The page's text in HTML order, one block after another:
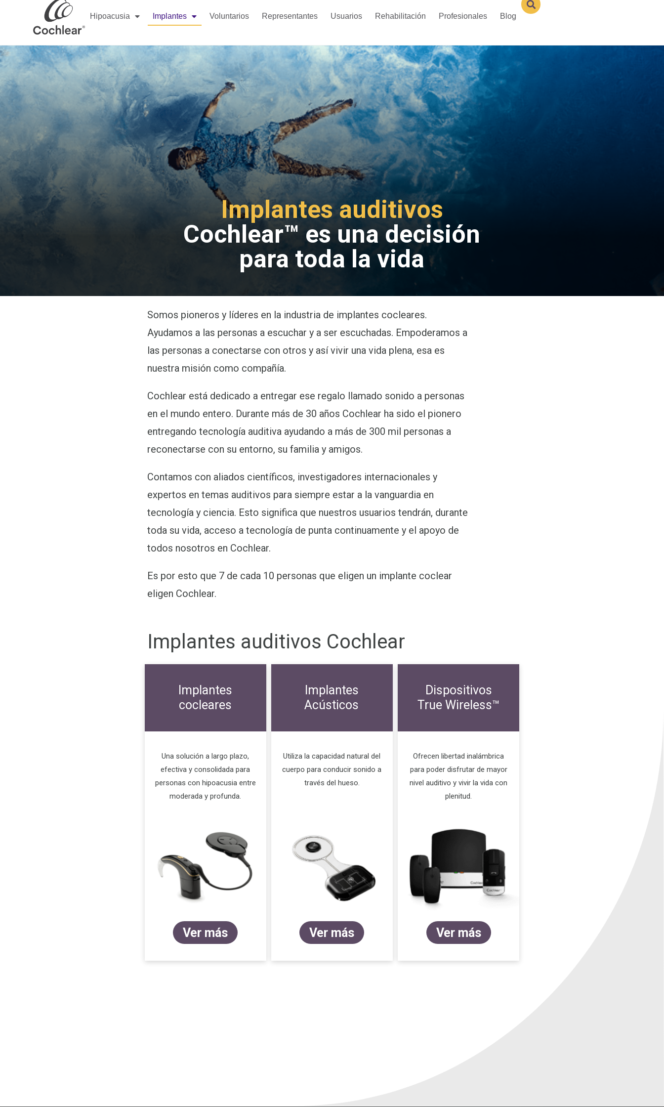
Hipoacusia Implantes Voluntarios Representantes Usuarios Rehabilitación Profesionales Blog
Implantes auditivos
Cochlear™ es una decisión
para toda la vida
Somos pioneros y líderes en la industria de implantes cocleares.
Ayudamos a las personas a escuchar y a ser escuchadas. Empoderamos a
las personas a conectarse con otros y así vivir una vida plena, esa es
nuestra misión como compañía.
Cochlear está dedicado a entregar ese regalo llamado sonido a personas
en el mundo entero. Durante más de 30 años Cochlear ha sido el pionero
entregando tecnología auditiva ayudando a más de 300 mil personas a
reconectarse con su entorno, su familia y amigos.
Contamos con aliados científicos, investigadores internacionales y
expertos en temas auditivos para siempre estar a la vanguardia en
tecnología y ciencia. Esto significa que nuestros usuarios tendrán, durante
toda su vida, acceso a tecnología de punta continuamente y el apoyo de
todos nosotros en Cochlear.
Es por esto que 7 de cada 10 personas que eligen un implante coclear
eligen Cochlear.
Implantes auditivos Cochlear
Implantes
cocleares
Una solución a largo plazo,
efectiva y consolidada para
personas con hipoacusia entre
moderada y profunda.
Ver más
Implantes
Acústicos
Utiliza la capacidad natural del
cuerpo para conducir sonido a
través del hueso.
Ver más
Dispositivos
True Wireless™
Ofrecen libertad inalámbrica
para poder disfrutar de mayor
nivel auditivo y vivir la vida con
plenitud.
Ver más